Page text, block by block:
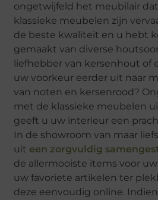
ongetwijfeld het meubilair
klassieke meubelen zijn
de beste kwaliteit en u hebt
gemaakt van diverse
liefhebber van kersenhout of
uw voorkeur eerder uit naar
van noten en kersenrood?
met de klassieke meubelen
geeft u uw interieur een
In de showroom van maar
uit een zorgvuldig
de allermooiste items voor
uw favoriete artikelen ter
deze eenvoudig online.